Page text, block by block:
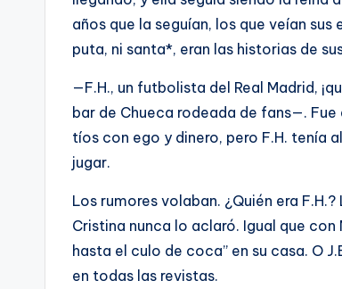
años que la seguían, los que veían
puta, ni santa*, eran las historias de
—F.H., un futbolista del Real Madrid,
bar de Chueca rodeada de fans—.
tíos con ego y dinero, pero F.H. tenía
jugar.
Los rumores volaban. ¿Quién era
Cristina nunca lo aclaró. Igual que con
hasta el culo de coca” en su casa. O
en todas las revistas.